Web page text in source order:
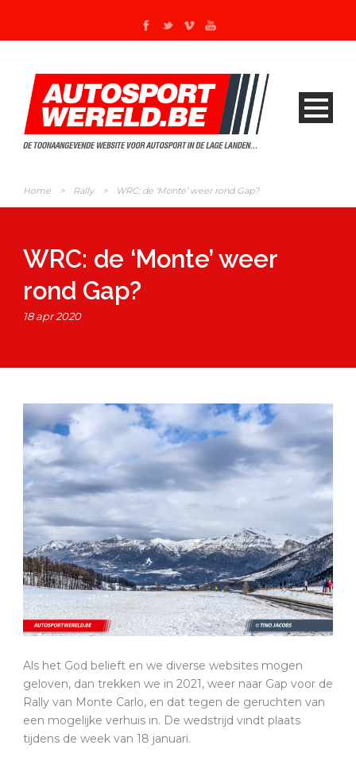
Home > Rally > WRC: de ‘Monte’ weer rond Gap?
WRC: de ‘Monte’ weer
rond Gap?
18 apr 2020
Als het God belieft en we diverse websites mogen
geloven, dan trekken we in 2021, weer naar Gap voor de
Rally van Monte Carlo, en dat tegen de geruchten van
een mogelijke verhuis in. De wedstrijd vindt plaats
tijdens de week van 18 januari.